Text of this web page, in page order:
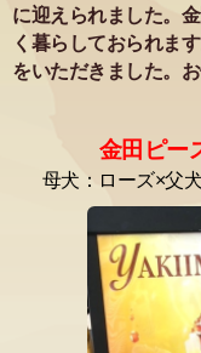
に迎えられました。
く暮らしておられま
をいただきました。
金田ピー
母犬：ローズ×父